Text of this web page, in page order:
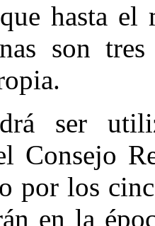
hasta el
son
ser
Consejo
por los
en la